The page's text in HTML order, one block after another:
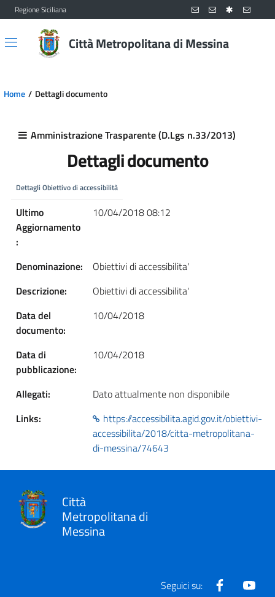
Vai al contenuto principale
Vai al menu principale
Regione Siciliana
Città Metropolitana di Messina
Home Dettagli documento
Amministrazione Trasparente (D.Lgs n.33/2013)
Dettagli documento
Dettagli Obiettivo di accessibilità
Ultimo
Aggiornamento
:
10/04/2018 08:12
Denominazione:
Obiettivi di accessibilita'
Descrizione:
Obiettivi di accessibilita'
Data del
documento:
10/04/2018
Data di
pubblicazione:
10/04/2018
Allegati:
Dato attualmente non disponibile
Links:
https://accessibilita.agid.gov.it/obiettivi-
accessibilita/2018/citta-metropolitana-
di-messina/74643
Città
Metropolitana di
Messina
Seguici su: Facebook